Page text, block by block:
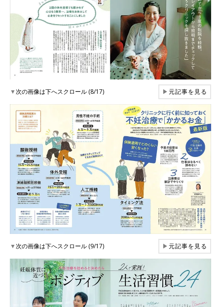
▼次の画像は下へスクロール (8/17) ▶元記事を見る
▼次の画像は下へスクロール (9/17) ▶元記事を見る